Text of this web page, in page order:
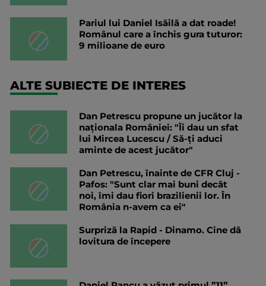
Pariul lui Daniel Isăilă a dat roade!
Românul care a închis gura tuturor:
9 milioane de euro
ALTE SUBIECTE DE INTERES
Dan Petrescu propune un jucător la
naționala României: "Îi dau un sfat
lui Mircea Lucescu / Să-ți aduci
aminte de acest jucător"
Dan Petrescu, înainte de CFR Cluj -
Pafos: "Sunt clar mai buni decât
noi, îmi dau fiori brazilienii lor. În
România n-avem ca ei"
Surpriză la Rapid - Dinamo. Cine dă
lovitura de începere